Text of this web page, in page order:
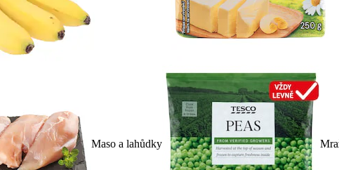
Maso a lahůdky